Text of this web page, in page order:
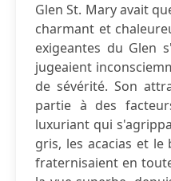
Glen St. Mary avait
charmant et
exigeantes du Glen
jugeaient
de sévérité. Son
partie à des
luxuriant qui
gris, les acacias et
fraternisaient en